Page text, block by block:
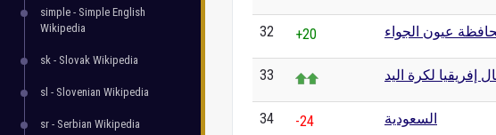
simple - Simple English
Wikipedia
sk - Slovak Wikipedia
sl - Slovenian Wikipedia
sr - Serbian Wikipedia
32 +20 عيون الجواء
33 إفريقيا لكرة اليد
34 -24 السعودية